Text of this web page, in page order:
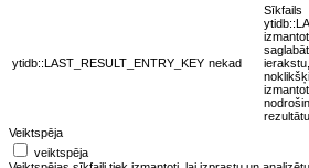
ytidb::LAST_RESULT_ENTRY_KEY nekad
Sīkfails
Veiktspēja
veiktspēja